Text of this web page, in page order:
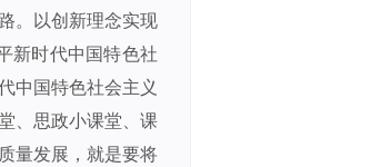
。以创新理念实现
新时代中国特色社
中国特色社会主义
、思政小课堂、课
量发展，就是要将